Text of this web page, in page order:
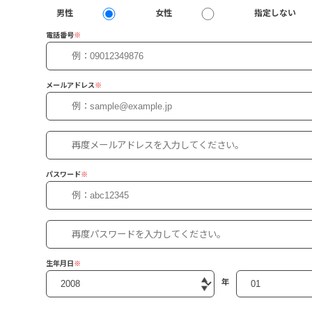
男性 女性 指定しない
電話番号※
メールアドレス※
パスワード※
生年月日 ※
年